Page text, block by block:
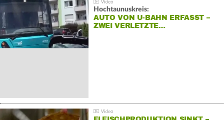
Hochtaunuskreis:
AUTO VON U-BAHN ERFASST –
ZWEI VERLETZTE…